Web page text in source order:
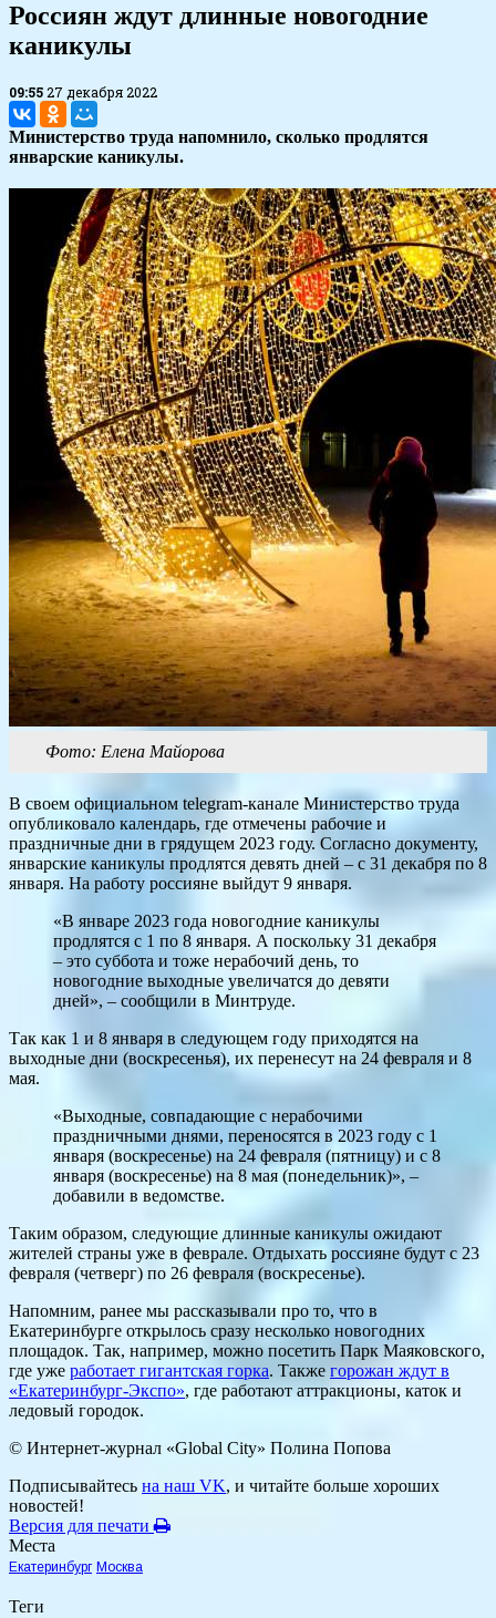
Россиян ждут длинные новогодние
каникулы
09:5527 декабря 2022
Министерство труда напомнило, сколько продлятся
январские каникулы.
Фото: Елена Майорова
В своем официальном telegram-канале Министерство труда
опубликовало календарь, где отмечены рабочие и
праздничные дни в грядущем 2023 году. Согласно документу,
январские каникулы продлятся девять дней – с 31 декабря по 8
января. На работу россияне выйдут 9 января.
«В январе 2023 года новогодние каникулы
продлятся с 1 по 8 января. А поскольку 31 декабря
– это суббота и тоже нерабочий день, то
новогодние выходные увеличатся до девяти
дней», – сообщили в Минтруде.
Так как 1 и 8 января в следующем году приходятся на
выходные дни (воскресенья), их перенесут на 24 февраля и 8
мая.
«Выходные, совпадающие с нерабочими
праздничными днями, переносятся в 2023 году с 1
января (воскресенье) на 24 февраля (пятницу) и с 8
января (воскресенье) на 8 мая (понедельник)», –
добавили в ведомстве.
Таким образом, следующие длинные каникулы ожидают
жителей страны уже в феврале. Отдыхать россияне будут с 23
февраля (четверг) по 26 февраля (воскресенье).
Напомним, ранее мы рассказывали про то, что в
Екатеринбурге открылось сразу несколько новогодних
площадок. Так, например, можно посетить Парк Маяковского,
где уже работает гигантская горка. Также горожан ждут в
«Екатеринбург-Экспо», где работают аттракционы, каток и
ледовый городок.
© Интернет-журнал «Global City» Полина Попова
Подписывайтесь на наш VK, и читайте больше хороших
новостей!
Версия для печати
Места
Екатеринбург Москва
Теги